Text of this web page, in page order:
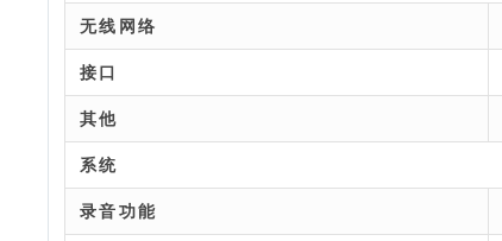
无线网络
接口
其他
系统
录音功能